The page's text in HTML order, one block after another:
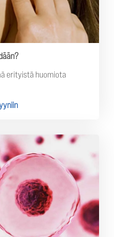
erityistä huomiota